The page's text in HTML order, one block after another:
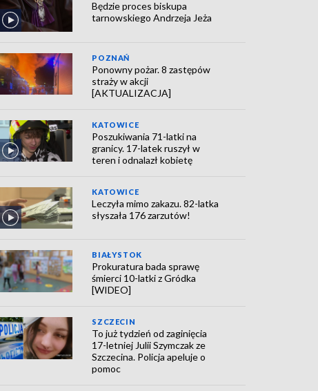
Będzie proces biskupa
tarnowskiego Andrzeja Jeża
POZNAŃ
Ponowny pożar. 8 zastępów
straży w akcji
[AKTUALIZACJA]
KATOWICE
Poszukiwania 71-latki na
granicy. 17-latek ruszył w
teren i odnalazł kobietę
KATOWICE
Leczyła mimo zakazu. 82-latka
słyszała 176 zarzutów!
BIAŁYSTOK
Prokuratura bada sprawę
śmierci 10-latki z Gródka
[WIDEO]
SZCZECIN
To już tydzień od zaginięcia
17-letniej Julii Szymczak ze
Szczecina. Policja apeluje o
pomoc